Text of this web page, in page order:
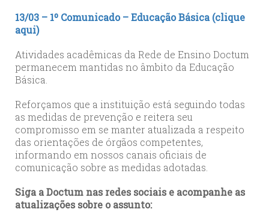
13/03 – 1º Comunicado – Educação Básica (clique
aqui)
Atividades acadêmicas da Rede de Ensino Doctum
permanecem mantidas no âmbito da Educação
Básica.
Reforçamos que a instituição está seguindo todas
as medidas de prevenção e reitera seu
compromisso em se manter atualizada a respeito
das orientações de órgãos competentes,
informando em nossos canais oficiais de
comunicação sobre as medidas adotadas.
Siga a Doctum nas redes sociais e acompanhe as
atualizações sobre o assunto: